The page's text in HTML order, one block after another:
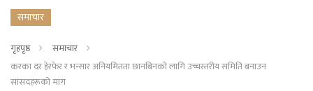
समाचार
गृहपृष्ठ
समाचार
करका दर हेरफेर र भन्सार अनियमितता छानबिनको लागि उच्चस्तरीय समिति बनाउन
सांसदहरूको माग